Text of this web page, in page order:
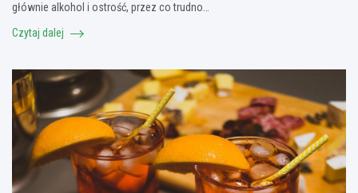
głównie alkohol i ostrość, przez co trudno…
Czytaj dalej